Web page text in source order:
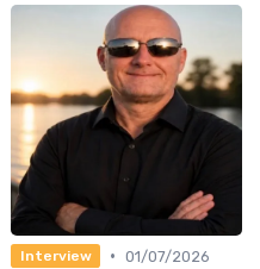
Interview • 01/07/2026